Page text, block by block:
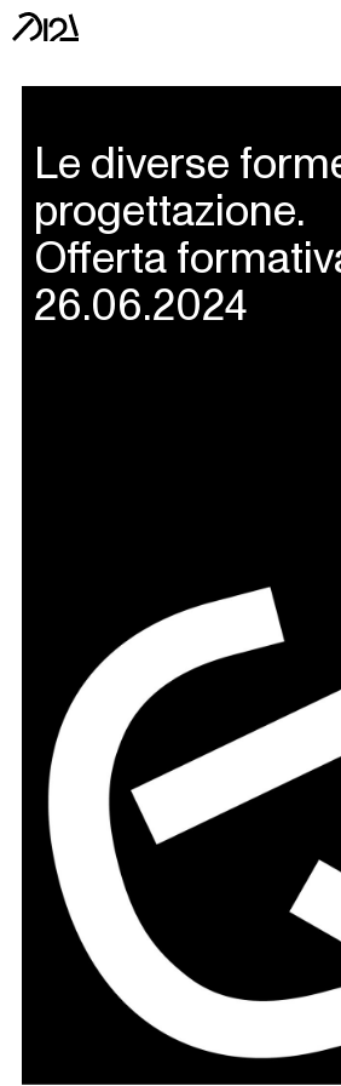
Skip
content
Le diverse
progettazione.
Offerta
26.06.2024